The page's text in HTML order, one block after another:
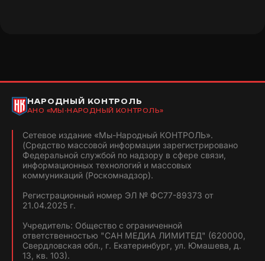
НАРОДНЫЙ КОНТРОЛЬ
АНО «МЫ-НАРОДНЫЙ КОНТРОЛЬ»
Сетевое издание «Мы-Народный КОНТРОЛЬ».
(Средство массовой информации зарегистрировано
Федеральной службой по надзору в сфере связи,
информационных технологий и массовых
коммуникаций (Роскомнадзор).
Регистрационный номер ЭЛ № ФС77-89373 от
21.04.2025 г.
Учредитель: Общество с ограниченной
ответственностью "САН МЕДИА ЛИМИТЕД" (620000,
Свердловская обл., г. Екатеринбург, ул. Юмашева, д.
13, кв. 103).